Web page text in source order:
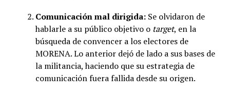
Comunicación mal dirigida: Se olvidaron de
hablarle a su público objetivo o target, en la
búsqueda de convencer a los electores de
MORENA. Lo anterior dejó de lado a sus bases de
la militancia, haciendo que su estrategia de
comunicación fuera fallida desde su origen.